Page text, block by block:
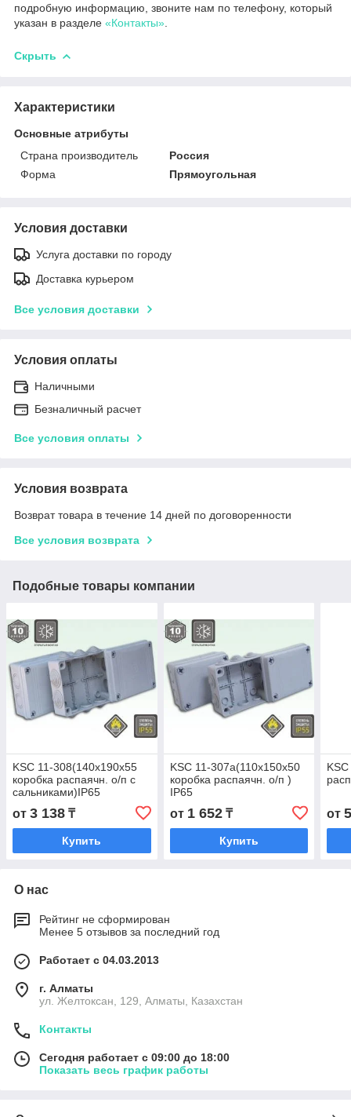
подробную информацию, звоните нам по телефону, который
указан в разделе «Контакты»
Скрыть
Характеристики
Основные атрибуты
Страна производитель
Россия
Форма
Прямоугольная
Условия доставки
Услуга доставки по городу
Доставка курьером
Все условия доставки
Условия оплаты
Наличными
Безналичный расчет
Все условия оплаты
Условия возврата
Возврат товара в течение 14 дней по договоренности
Все условия возврата
Подобные товары компании
KSC 11-308(140х190x55
коробка распаячн. о/п с
сальниками)IP65
от 3 138 ₸
Купить
KSC 11-307a(110х150x50
коробка распаячн. о/п )
IP65
от 1 652₸
Купить
от
О нас
Рейтинг не сформирован
Менее 5 отзывов за последний год
Работает с 04.03.2013
г. Алматы
ул. Желтоксан, 129, Алматы, Казахстан
Контакты
Сегодня работает с 09:00 до 18:00
Показать весь график работы